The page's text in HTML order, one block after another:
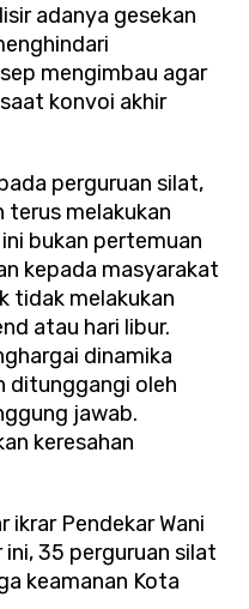
adanya gesekan
mengimbau agar
konvoi akhir
perguruan silat,
terus melakukan
bukan pertemuan
kepada masyarakat
tidak melakukan
atau hari libur.
dinamika
ditunggangi oleh
jawab.
keresahan
ikrar Pendekar Wani
35 perguruan silat
keamanan Kota